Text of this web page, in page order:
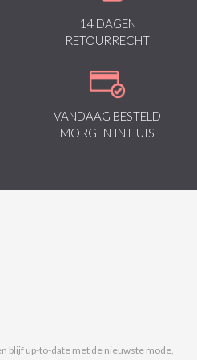
14 DAGEN
RETOURRECHT
VANDAAG BESTELD
MORGEN IN HUIS
blijf up-to-date met de nieuwste mode,